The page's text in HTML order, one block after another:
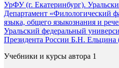
УрФУ (г. Екатеринбург).
Департамент «Филологический
языка, общего языкознания и
Уральский федеральный
Президента России Б.Н. Ельцина
Учебники и курсы автора 1